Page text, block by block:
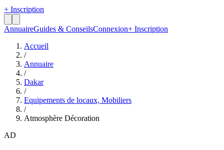
+ Inscription
AnnuaireGuides & ConseilsConnexion+ Inscription
Accueil
/
Annuaire
/
Dakar
/
Equipements de locaux, Mobiliers
/
Atmosphère Décoration
AD